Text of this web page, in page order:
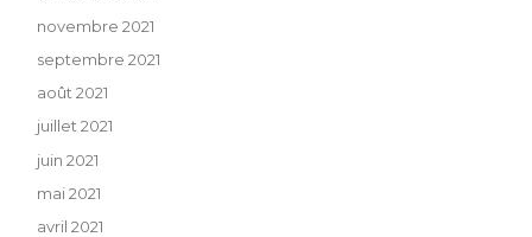
novembre 2021
septembre 2021
août 2021
juillet 2021
juin 2021
mai 2021
avril 2021